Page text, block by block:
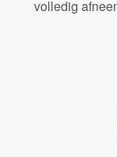
volledig